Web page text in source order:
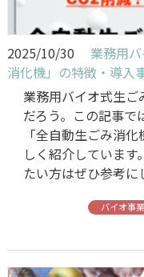
2025/10/30
業務用
消化機」の特徴・導入
業務用バイオ式生
だろう。この記事
「全自動生ごみ消
しく紹介しています
たい方はぜひ参考に
バイオ事